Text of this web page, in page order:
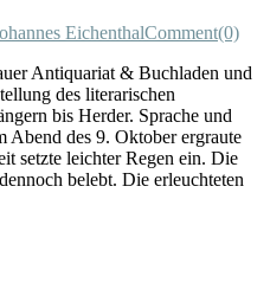
EichenthalComment(0)
Antiquariat & Buchladen und
des literarischen
bis Herder. Sprache und
Abend des 9. Oktober ergraute
setzte leichter Regen ein. Die
belebt. Die erleuchteten